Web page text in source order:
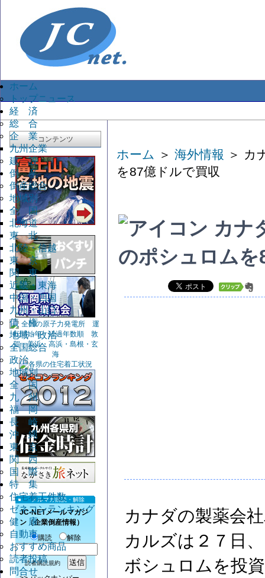
ホーム
トップニュース
経 済
総 合
企 業
九州企業
建 設
倒 産
倒産総合
地域別
全 国
北海道
東 北
北陸・信越
東 京
関 東
近畿・東海
中国・四国
九州・山口
債 権
地域・政治
全国総合
政治
地域別
全 国
九 州
福 岡
長 崎
沖 縄
東 京
関 西
国 際
特 集
住宅着工件数
ゼネコンランキング
健 康
自動車
おすすめ商品
読者投稿
問合せ
コンテンツ
メルマガ購読・解除
JC-NETメールマガジ
ン（企業倒産情報）
購読
解除
読者購読規約
ホーム ＞ 海外情報 ＞ カ
を87億ドルで買収
カナ
のポシュロム
カナダの製薬会
カルズは２７日
ボシュロムを投